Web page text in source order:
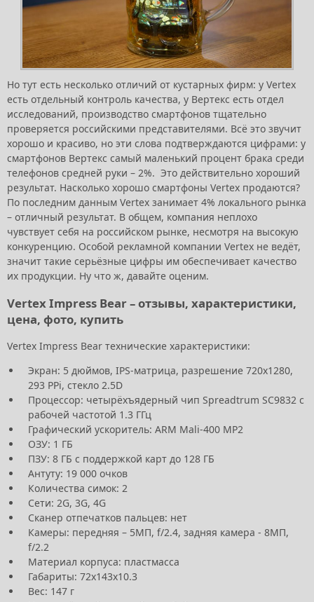
Но тут есть несколько отличий от кустарных фирм: у Vertex
есть отдельный контроль качества, у Вертекс есть отдел
исследований, производство смартфонов тщательно
проверяется российскими представителями. Всё это звучит
хорошо и красиво, но эти слова подтверждаются цифрами: у
смартфонов Вертекс самый маленький процент брака среди
телефонов средней руки – 2%. Это действительно хороший
результат. Насколько хорошо смартфоны Vertex продаются?
По последним данным Vertex занимает 4% локального рынка
– отличный результат. В общем, компания неплохо
чувствует себя на российском рынке, несмотря на высокую
конкуренцию. Особой рекламной компании Vertex не ведёт,
значит такие серьёзные цифры им обеспечивает качество
их продукции. Ну что ж, давайте оценим.
Vertex Impress Bear – отзывы, характеристики,
цена, фото, купить
Vertex Impress Bear технические характеристики:
Экран: 5 дюймов, IPS-матрица, разрешение 720x1280,
293 PPi, стекло 2.5D
Процессор: четырёхъядерный чип Spreadtrum SC9832 с
рабочей частотой 1.3 ГГц
Графический ускоритель: ARM Mali-400 MP2
ОЗУ: 1 ГБ
ПЗУ: 8 ГБ с поддержкой карт до 128 ГБ
Антуту: 19 000 очков
Количества симок: 2
Сети: 2G, 3G, 4G
Сканер отпечатков пальцев: нет
Камеры: передняя – 5МП, f/2.4, задняя камера - 8МП,
f/2.2
Материал корпуса: пластмасса
Габариты: 72х143х10.3
Вес: 147 г